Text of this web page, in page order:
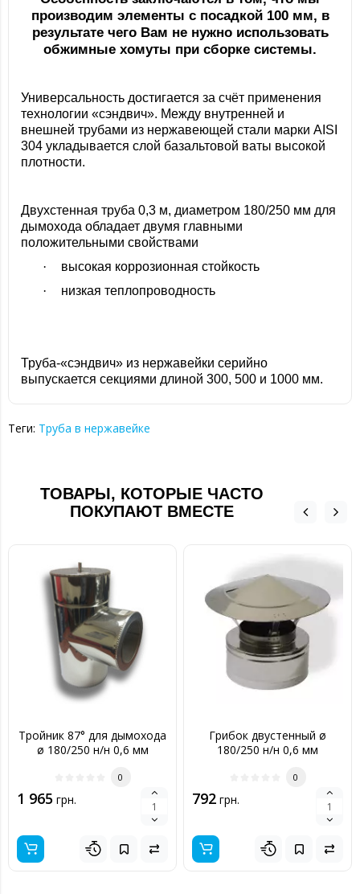
производим элементы с посадкой 100 мм, в
результате чего Вам не нужно использовать
обжимные хомуты при сборке системы.
Универсальность достигается за счёт применения
технологии «сэндвич». Между внутренней и
внешней трубами из нержавеющей стали марки AISI
304 укладывается слой базальтовой ваты высокой
плотности.
Двухстенная труба 0,3 м, диаметром 180/250 мм для
дымохода обладает двумя главными
положительными свойствами
·
высокая коррозионная стойкость
·
низкая теплопроводность
Труба-«сэндвич» из нержавейки серийно
выпускается секциями длиной 300, 500 и 1000 мм.
Теги: Труба в нержавейке
ТОВАРЫ, КОТОРЫЕ ЧАСТО
ПОКУПАЮТ ВМЕСТЕ
Тройник 87° для дымохода
ø 180/250 н/н 0,6 мм
0
1 965 грн.
Грибок двустенный ø
180/250 н/н 0,6 мм
0
792 грн.